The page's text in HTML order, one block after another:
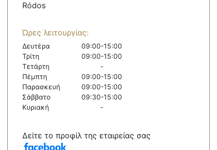
Ródos
Ώρες λειτουργίας:
Δευτέρα
09:00-15:00
Τρίτη
09:00-15:00
Τετάρτη
-
Πέμπτη
09:00-15:00
Παρασκευή
09:00-15:00
Σάββατο
09:30-15:00
Κυριακή
-
Δείτε το προφίλ της εταιρείας σας